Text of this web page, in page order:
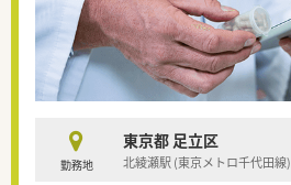
勤務地
東京都 足立区
北綾瀬駅 (東京メトロ千代田線)